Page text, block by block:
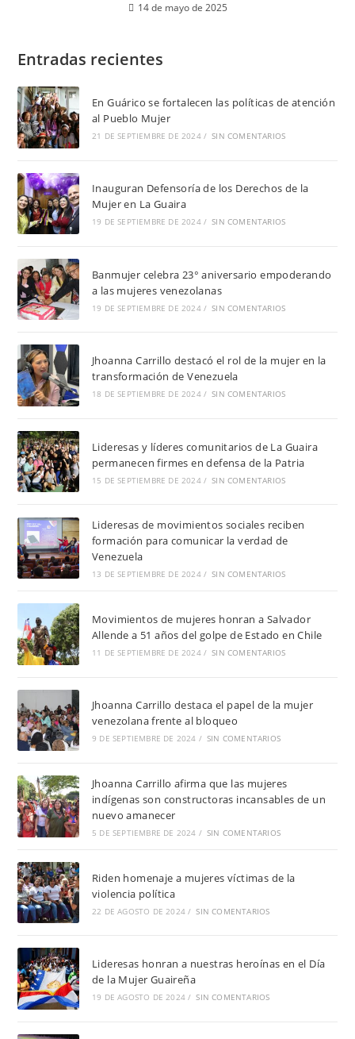
14 de mayo de 2025
Entradas recientes
En Guárico se fortalecen las políticas de atención
al Pueblo Mujer
21 DE SEPTIEMBRE DE 2024 / SIN COMENTARIOS
Inauguran Defensoría de los Derechos de la
Mujer en La Guaira
19 DE SEPTIEMBRE DE 2024 / SIN COMENTARIOS
Banmujer celebra 23° aniversario empoderando
a las mujeres venezolanas
19 DE SEPTIEMBRE DE 2024 / SIN COMENTARIOS
Jhoanna Carrillo destacó el rol de la mujer en la
transformación de Venezuela
18 DE SEPTIEMBRE DE 2024 / SIN COMENTARIOS
Lideresas y líderes comunitarios de La Guaira
permanecen firmes en defensa de la Patria
15 DE SEPTIEMBRE DE 2024 / SIN COMENTARIOS
Lideresas de movimientos sociales reciben
formación para comunicar la verdad de
Venezuela
13 DE SEPTIEMBRE DE 2024 / SIN COMENTARIOS
Movimientos de mujeres honran a Salvador
Allende a 51 años del golpe de Estado en Chile
11 DE SEPTIEMBRE DE 2024 / SIN COMENTARIOS
Jhoanna Carrillo destaca el papel de la mujer
venezolana frente al bloqueo
9 DE SEPTIEMBRE DE 2024 / SIN COMENTARIOS
Jhoanna Carrillo afirma que las mujeres
indígenas son constructoras incansables de un
nuevo amanecer
5 DE SEPTIEMBRE DE 2024 / SIN COMENTARIOS
Riden homenaje a mujeres víctimas de la
violencia política
22 DE AGOSTO DE 2024 / SIN COMENTARIOS
Lideresas honran a nuestras heroínas en el Día
de la Mujer Guaireña
19 DE AGOSTO DE 2024 / SIN COMENTARIOS